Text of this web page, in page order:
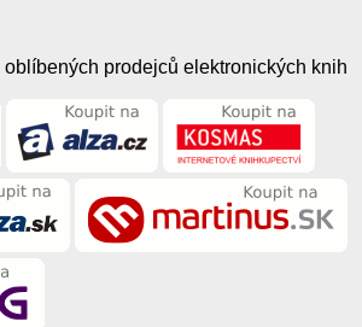
prodejců elektronických knih